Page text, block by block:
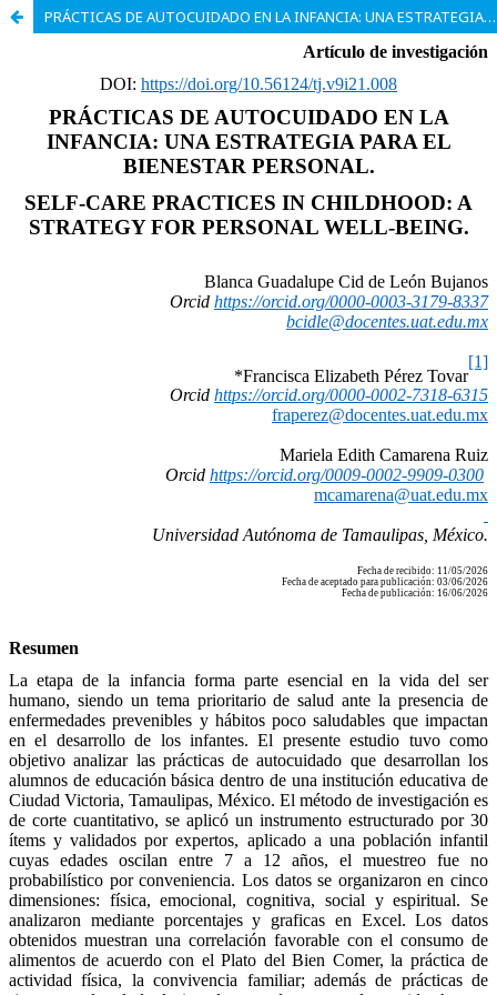
PRÁCTICAS DE AUTOCUIDADO EN LA INFANCIA: UNA ESTRATEGIA PARA EL BIENESTAR PERSONAL